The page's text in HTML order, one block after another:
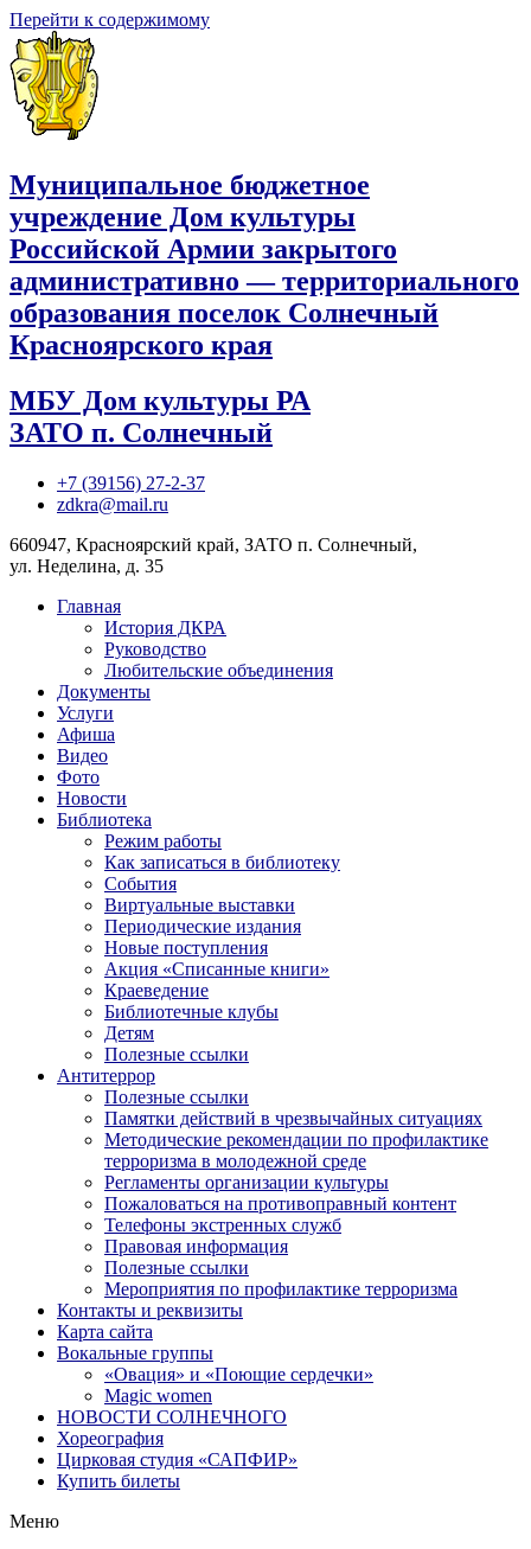
Перейти к содержимому
Муниципальное бюджетное
учреждение Дом культуры
Российской Армии закрытого
административно — территориального
образования поселок Солнечный
Красноярского края
МБУ Дом культуры РА
ЗАТО п. Солнечный
+7 (39156) 27-2-37
zdkra@mail.ru
660947, Красноярский край, ЗАТО п. Солнечный,
ул. Неделина, д. 35
Главная
История ДКРА
Руководство
Любительские объединения
Документы
Услуги
Афиша
Видео
Фото
Новости
Библиотека
Режим работы
Как записаться в библиотеку
События
Виртуальные выставки
Периодические издания
Новые поступления
Акция «Списанные книги»
Краеведение
Библиотечные клубы
Детям
Полезные ссылки
Антитеррор
Полезные ссылки
Памятки действий в чрезвычайных ситуациях
Методические рекомендации по профилактике
терроризма в молодежной среде
Регламенты организации культуры
Пожаловаться на противоправный контент
Телефоны экстренных служб
Правовая информация
Полезные ссылки
Мероприятия по профилактике терроризма
Контакты и реквизиты
Карта сайта
Вокальные группы
«Овация» и «Поющие сердечки»
Magic women
НОВОСТИ СОЛНЕЧНОГО
Хореография
Цирковая студия «САПФИР»
Купить билеты
Меню